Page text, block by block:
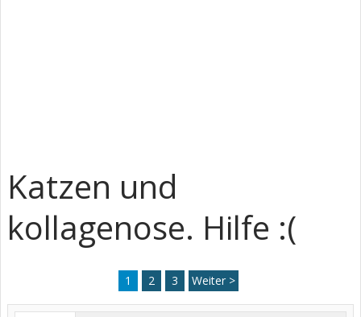
Katzen und
kollagenose. Hilfe :(
1 2 3 Weiter >